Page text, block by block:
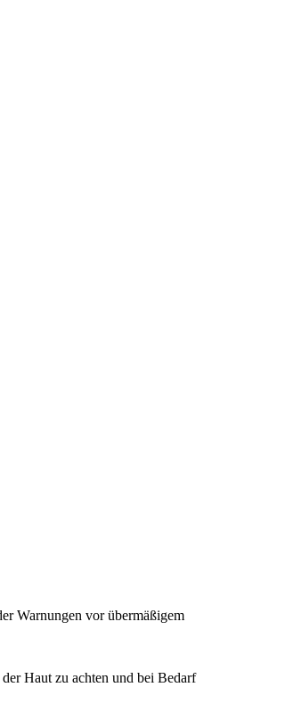
Warnungen vor übermäßigem
Haut zu achten und bei Bedarf